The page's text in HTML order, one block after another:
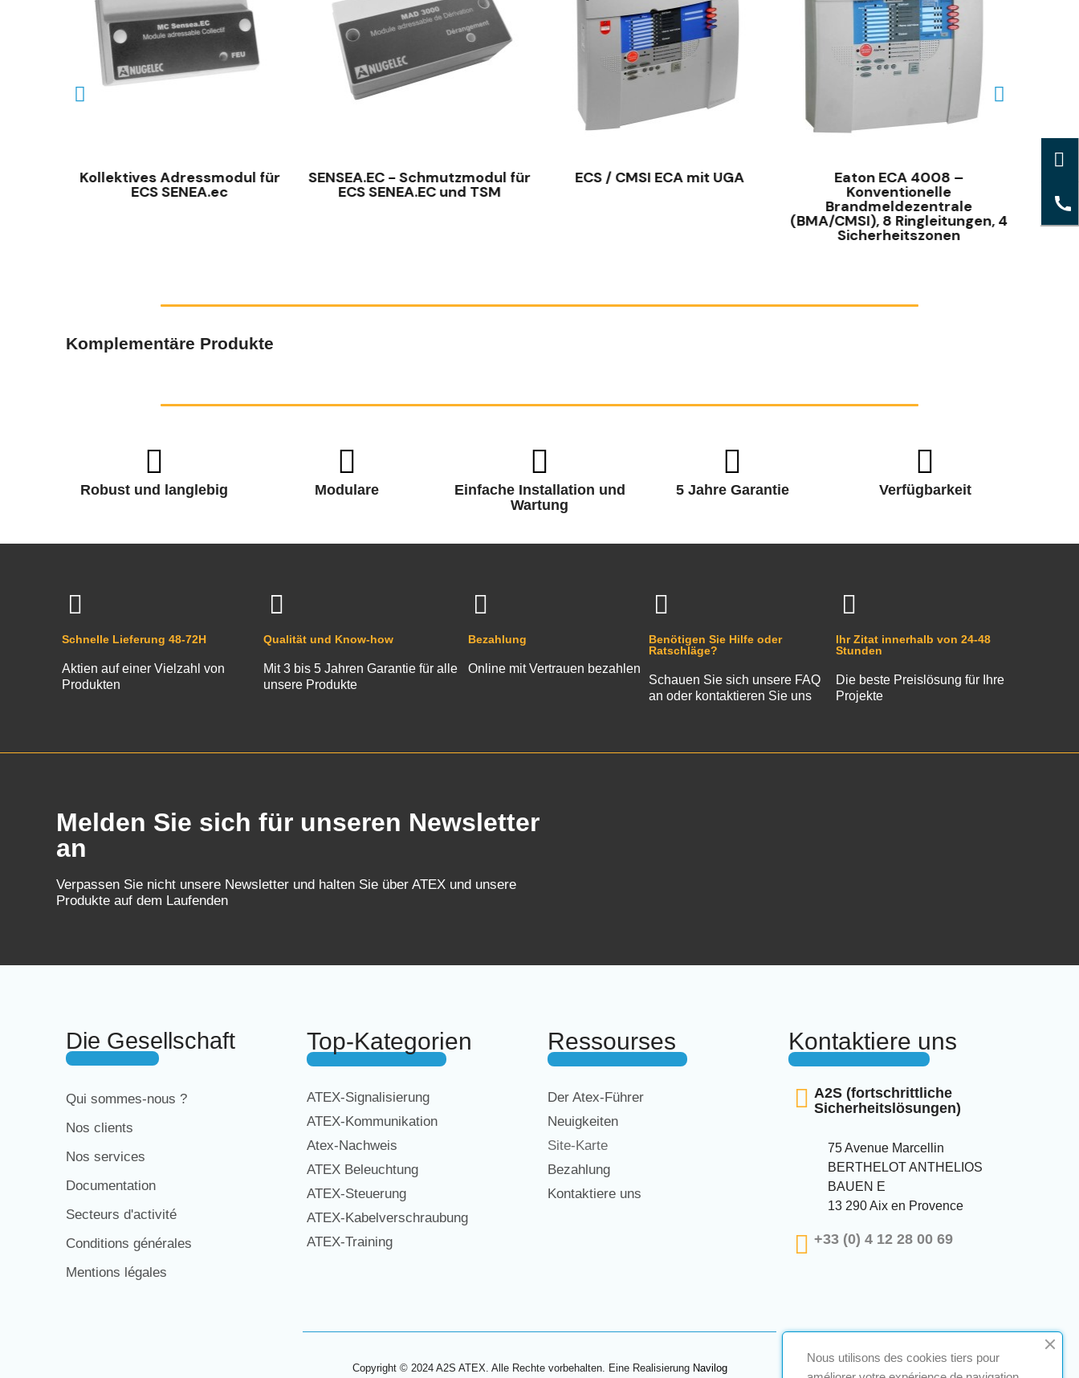
Kollektives Adressmodul für
ECS SENEA.ec
SENSEA.EC - Schmutzmodul für
ECS SENEA.EC und TSM
SCHNELLANSICHT
ECS / CMSI ECA mit UGA
SCHNELLANSICHT
Eaton ECA 4008 –
Konventionelle
Brandmeldezentrale
(BMA/CMSI), 8 Ringleitungen, 4
Sicherheitszonen
Komplementäre Produkte
Robust und langlebig Modulare
Einfache Installation und
Wartung
5 Jahre Garantie Verfügbarkeit
Schnelle Lieferung 48-72H
Aktien auf einer Vielzahl von
Produkten
Qualität und Know-how
Mit 3 bis 5 Jahren Garantie für alle
unsere Produkte
Bezahlung
Online mit Vertrauen bezahlen
Benötigen Sie Hilfe oder
Ratschläge?
Schauen Sie sich unsere FAQ
an oder kontaktieren Sie uns
Ihr Zitat innerhalb von 24-48
Stunden
Die beste Preislösung für Ihre
Projekte
Melden Sie sich für unseren Newsletter
an
Verpassen Sie nicht unsere Newsletter und halten Sie über ATEX und unsere
Produkte auf dem Laufenden
Die Gesellschaft
Qui sommes-nous ?
Nos clients
Nos services
Documentation
Secteurs d'activité
Conditions générales
Mentions légales
Top-Kategorien
ATEX-Signalisierung
ATEX-Kommunikation
Atex-Nachweis
ATEX Beleuchtung
ATEX-Steuerung
ATEX-Kabelverschraubung
ATEX-Training
Ressourses
Der Atex-Führer
Neuigkeiten
Site-Karte
Bezahlung
Kontaktiere uns
Kontaktiere uns
A2S (fortschrittliche
Sicherheitslösungen)
75 Avenue Marcellin
BERTHELOT ANTHELIOS
BAUEN E
13 290 Aix en Provence
+33 (0) 4 12 28 00 69
Copyright © 2024 A2S ATEX. Alle Rechte vorbehalten. Eine Realisierung Navilog
Nous utilisons des cookies tiers pour